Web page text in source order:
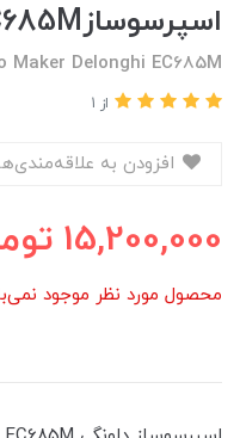
اسپرسوسازDELONGHI EC685M
Maker Delonghi EC685M
از 1
15,200,000
محصول مورد نظر موجود